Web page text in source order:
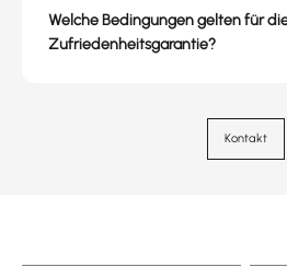
Welche Bedingungen gelten für
Zufriedenheitsgarantie?
Kontakt